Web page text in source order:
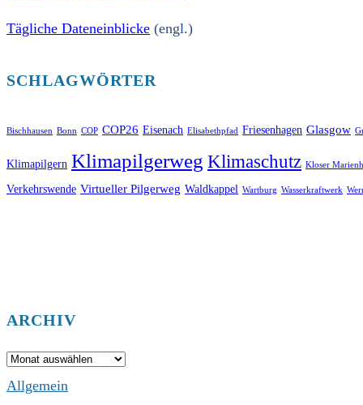
Tägliche Dateneinblicke (engl.)
SCHLAGWÖRTER
Bischhausen Bonn COP COP26 Eisenach Elisabethpfad Friesenhagen Glasgow
Klimapilgern Klimapilgerweg Klimaschutz Kloser
Verkehrswende Virtueller Pilgerweg Waldkappel Wartburg Wasserkraftwerk
ARCHIV
Archiv
Allgemein